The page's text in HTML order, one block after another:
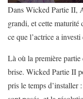
Dans Wicked Partie II,
grandi, et cette maturité
ce que l’actrice a
Là où la première
brise. Wicked Partie II
pris le temps d’installer